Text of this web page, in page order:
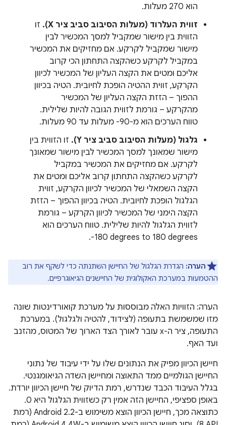
הוא 270 מעלות.
זווית העלרוד (מעלות הסיבוב סביב ציר X).
זו
הזווית בין מישור שמקביל למסך המכשיר לבין
מישור שמקביל לקרקע. אם מחזיקים את המכשיר
במקביל לקרקע כשהקצה התחתון הכי קרוב
אליכם ומטים את הקצה העליון של המכשיר לכיוון
הקרקע, זווית ההטיה הופכת לחיובית. הטיה בכיוון
ההפוך – הזזת הקצה העליון של המכשיר
מהקרקע – גורמת לזווית הגובה להיות שלילית.
טווח הערכים הוא מ-90- מעלות עד 90 מעלות.
גלגול (מעלות הסיבוב סביב ציר Y).
זו הזווית בין
מישור שמאונך למסך המכשיר לבין מישור שמאונך
לקרקע. אם מחזיקים את המכשיר במקביל
לקרקע כשהקצה התחתון קרוב אליכם ומטים את
הקצה השמאלי של המכשיר לכיוון הקרקע, זווית
הגלגול הופכת לחיובית. הטיה בכיוון ההפוך – הזזת
הקצה הימני של המכשיר לכיוון הקרקע – גורמת
לזווית הגלגול להיות שלילית. טווח הערכים הוא
‎-180 degrees to 180 degrees.
הערה: הגדרת הגלגול של החיישן השתנתה כדי לשקף את רוב
ההטמעות במערכת האקולוגית של החיישנים הגיאוגרפיים.
הערה: הזוויות האלה מבוססות על מערכת קואורדינטות שונה
מזו שמשמשת בתעופה (לצידוד, להטיה ולגלגול). במערכת
התעופה, ציר ה-x עובר לאורך הצד הארוך של המטוס, מהזנב
ועד האף.
חיישן הכיוון מפיק את הנתונים שלו על ידי עיבוד של נתוני
החיישן הגולמיים ממד התאוצה ומחיישן השדה הגיאומגנטי.
בגלל העיבוד הכבד שנדרש, רמת הדיוק של חיישן הכיוון יורדת.
באופן ספציפי, החיישן הזה אמין רק כשזווית הגלגול היא 0.
כתוצאה מכך, חיישן הכיוון הוצא משימוש ב-Android 2.2 (רמת